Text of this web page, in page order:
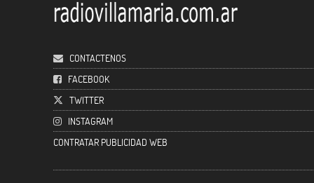
CONTACTENOS
FACEBOOK
TWITTER
INSTAGRAM
CONTRATAR PUBLICIDAD WEB